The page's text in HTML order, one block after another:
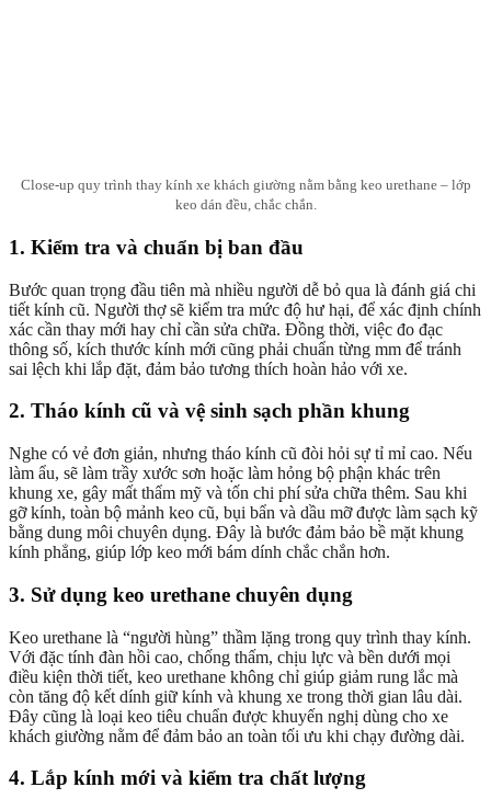
Close-up quy trình thay kính xe khách giường nằm bằng keo urethane – lớp
keo dán đều, chắc chắn.
1. Kiểm tra và chuẩn bị ban đầu
Bước quan trọng đầu tiên mà nhiều người dễ bỏ qua là đánh giá chi
tiết kính cũ. Người thợ sẽ kiểm tra mức độ hư hại, để xác định chính
xác cần thay mới hay chỉ cần sửa chữa. Đồng thời, việc đo đạc
thông số, kích thước kính mới cũng phải chuẩn từng mm để tránh
sai lệch khi lắp đặt, đảm bảo tương thích hoàn hảo với xe.
2. Tháo kính cũ và vệ sinh sạch phần khung
Nghe có vẻ đơn giản, nhưng tháo kính cũ đòi hỏi sự tỉ mỉ cao. Nếu
làm ẩu, sẽ làm trầy xước sơn hoặc làm hỏng bộ phận khác trên
khung xe, gây mất thẩm mỹ và tốn chi phí sửa chữa thêm. Sau khi
gỡ kính, toàn bộ mảnh keo cũ, bụi bẩn và dầu mỡ được làm sạch kỹ
bằng dung môi chuyên dụng. Đây là bước đảm bảo bề mặt khung
kính phẳng, giúp lớp keo mới bám dính chắc chắn hơn.
3. Sử dụng keo urethane chuyên dụng
Keo urethane là “người hùng” thầm lặng trong quy trình thay kính.
Với đặc tính đàn hồi cao, chống thấm, chịu lực và bền dưới mọi
điều kiện thời tiết, keo urethane không chỉ giúp giảm rung lắc mà
còn tăng độ kết dính giữ kính và khung xe trong thời gian lâu dài.
Đây cũng là loại keo tiêu chuẩn được khuyến nghị dùng cho xe
khách giường nằm để đảm bảo an toàn tối ưu khi chạy đường dài.
4. Lắp kính mới và kiểm tra chất lượng